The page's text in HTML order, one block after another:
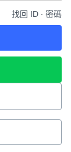
找回 ID ∙ 密碼